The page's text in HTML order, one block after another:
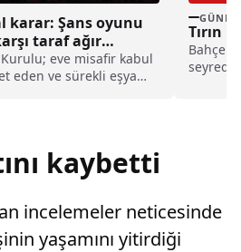
karar: Şans oyunu
taraf ağır
eve misafir kabul
eden ve sürekli eşya
Tırın
kaybetti
incelemeler neticesinde
yaşamını yitirdiği